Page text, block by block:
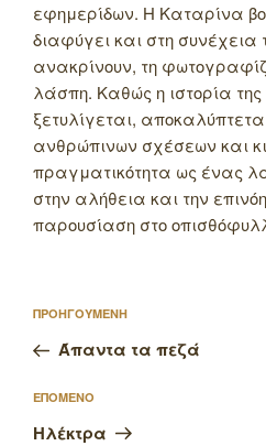
εφημερίδων. Η Καταρίνα
διαφύγει και στη
ανακρίνουν, τη
λάσπη. Καθώς η ιστορία
ξετυλίγεται,
ανθρώπινων σχέσεων και
πραγματικότητα ως ένας
στην αλήθεια και την
παρουσίαση στο
άρθρων
Προηγούμενο
άρθρο
ΠΡΟΗΓΟΥΜΕΝΗ
Άπαντα τα πεζά
Επόμενο
άρθρο
ΕΠΟΜΕΝΟ
Ηλέκτρα